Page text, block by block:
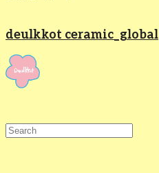
deulkkot ceramic_global